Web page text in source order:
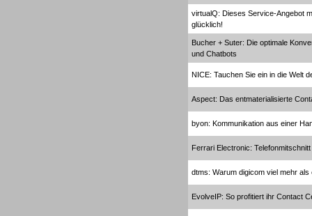
virtualQ: Dieses Service-Angebot
glücklich!
Bucher + Suter: Die optimale
und Chatbots
NICE: Tauchen Sie ein in die Welt
Aspect: Das entmaterialisierte
byon: Kommunikation aus einer
Ferrari Electronic:
dtms: Warum digicom viel mehr als
EvolveIP: So profitiert ihr Contact